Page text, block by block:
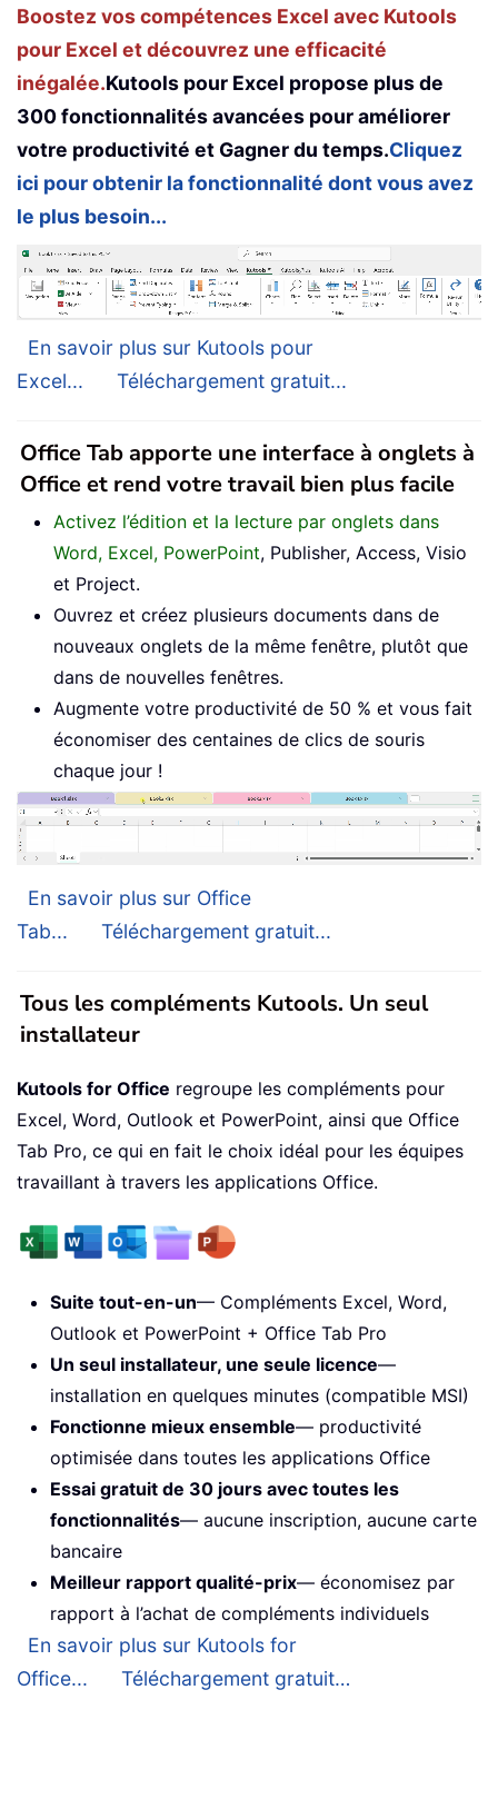
Boostez vos compétences Excel avec Kutools
pour Excel et découvrez une efficacité
inégalée.Kutools pour Excel propose plus de
300 fonctionnalités avancées pour améliorer
votre productivité et Gagner du temps.Cliquez
ici pour obtenir la fonctionnalité dont vous avez
le plus besoin...
En savoir plus sur Kutools pour
Excel...
Téléchargement gratuit...
Office Tab apporte une interface à onglets à
Office et rend votre travail bien plus facile
Activez l’édition et la lecture par onglets dans
Word, Excel, PowerPoint, Publisher, Access, Visio
et Project.
Ouvrez et créez plusieurs documents dans de
nouveaux onglets de la même fenêtre, plutôt que
dans de nouvelles fenêtres.
Augmente votre productivité de 50 % et vous fait
économiser des centaines de clics de souris
chaque jour !
En savoir plus sur Office
Tab...
Téléchargement gratuit...
Tous les compléments Kutools. Un seul
installateur
Kutools for Office regroupe les compléments pour
Excel, Word, Outlook et PowerPoint, ainsi que Office
Tab Pro, ce qui en fait le choix idéal pour les équipes
travaillant à travers les applications Office.
Suite tout-en-un— Compléments Excel, Word,
Outlook et PowerPoint + Office Tab Pro
Un seul installateur, une seule licence—
installation en quelques minutes (compatible MSI)
Fonctionne mieux ensemble— productivité
optimisée dans toutes les applications Office
Essai gratuit de 30 jours avec toutes les
fonctionnalités— aucune inscription, aucune carte
bancaire
Meilleur rapport qualité-prix— économisez par
rapport à l’achat de compléments individuels
En savoir plus sur Kutools for
Office...
Téléchargement gratuit…